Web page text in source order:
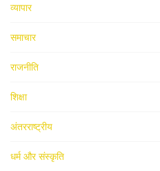
व्यापार
समाचार
राजनीति
शिक्षा
अंतरराष्ट्रीय
धर्म और संस्कृति